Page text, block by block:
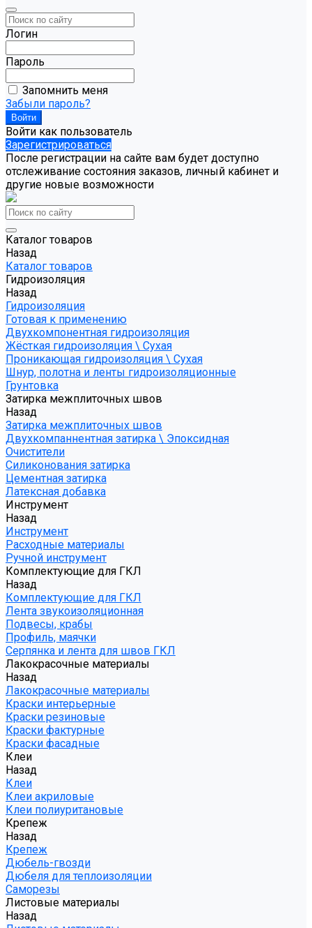
Логин
Пароль
Запомнить меня
Забыли пароль?
Войти как пользователь
Зарегистрироваться
После регистрации на сайте вам будет доступно
отслеживание состояния заказов, личный кабинет и
другие новые возможности
Каталог товаров
Назад
Каталог товаров
Гидроизоляция
Назад
Гидроизоляция
Готовая к применению
Двухкомпонентная гидроизоляция
Жёсткая гидроизоляция \ Сухая
Проникающая гидроизоляция \ Сухая
Шнур, полотна и ленты гидроизоляционные
Грунтовка
Затирка межплиточных швов
Назад
Затирка межплиточных швов
Двухкомпаннентная затирка \ Эпоксидная
Очистители
Силиконования затирка
Цементная затирка
Латексная добавка
Инструмент
Назад
Инструмент
Расходные материалы
Ручной инструмент
Комплектующие для ГКЛ
Назад
Комплектующие для ГКЛ
Лента звукоизоляционная
Подвесы, крабы
Профиль, маячки
Серпянка и лента для швов ГКЛ
Лакокрасочные материалы
Назад
Лакокрасочные материалы
Краски интерьерные
Краски резиновые
Краски фактурные
Краски фасадные
Клеи
Назад
Клеи
Клеи акриловые
Клеи полиуритановые
Крепеж
Назад
Крепеж
Дюбель-гвозди
Дюбеля для теплоизоляции
Саморезы
Листовые материалы
Назад